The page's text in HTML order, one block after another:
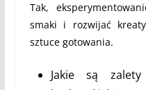
Tak,
smaki i rozwijać
sztuce gotowania.
Jakie są